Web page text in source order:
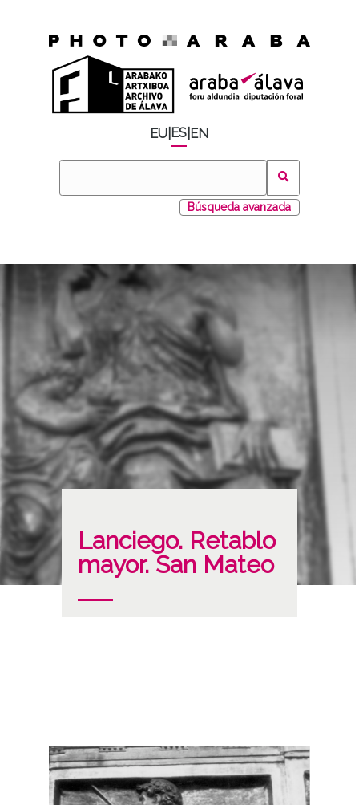
EU ES EN
Búsqueda avanzada
Lanciego. Retablo
mayor. San Mateo